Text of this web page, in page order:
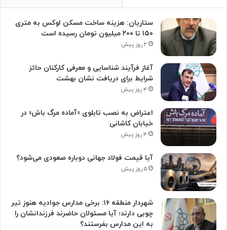
ستاریان: هزینه ساخت مسکن لوکس به متری
۱۵۰ تا ۲۰۰ میلیون تومان رسیده است
۲ روز پیش
آغاز فرآیند شناسایی و معرفی کارکنان حائز
شرایط برای دریافت نشان بهشت
۴ روز پیش
اعتراض به نصب تابلوی «آماده مرگ باش» در
خیابان کاشانی
۴ روز پیش
آیا قیمت فولاد جهانی دوباره صعودی می‌شود؟
۵ روز پیش
شهردار منطقه ۱۶: برخی مدارس جوادیه هنوز تیر
چوبی دارند؛ آیا مسئولان حاضرند فرزندانشان را
به این مدارس بفرستند؟